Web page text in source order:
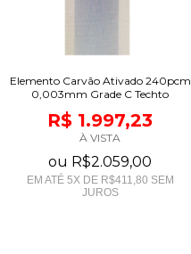
Elemento Carvão Ativado 240pcm
0,003mm Grade C Techto
R$ 1.997,23
À VISTA
ou R$2.059,00
EM ATÉ 5X DE R$411,80 SEM
JUROS